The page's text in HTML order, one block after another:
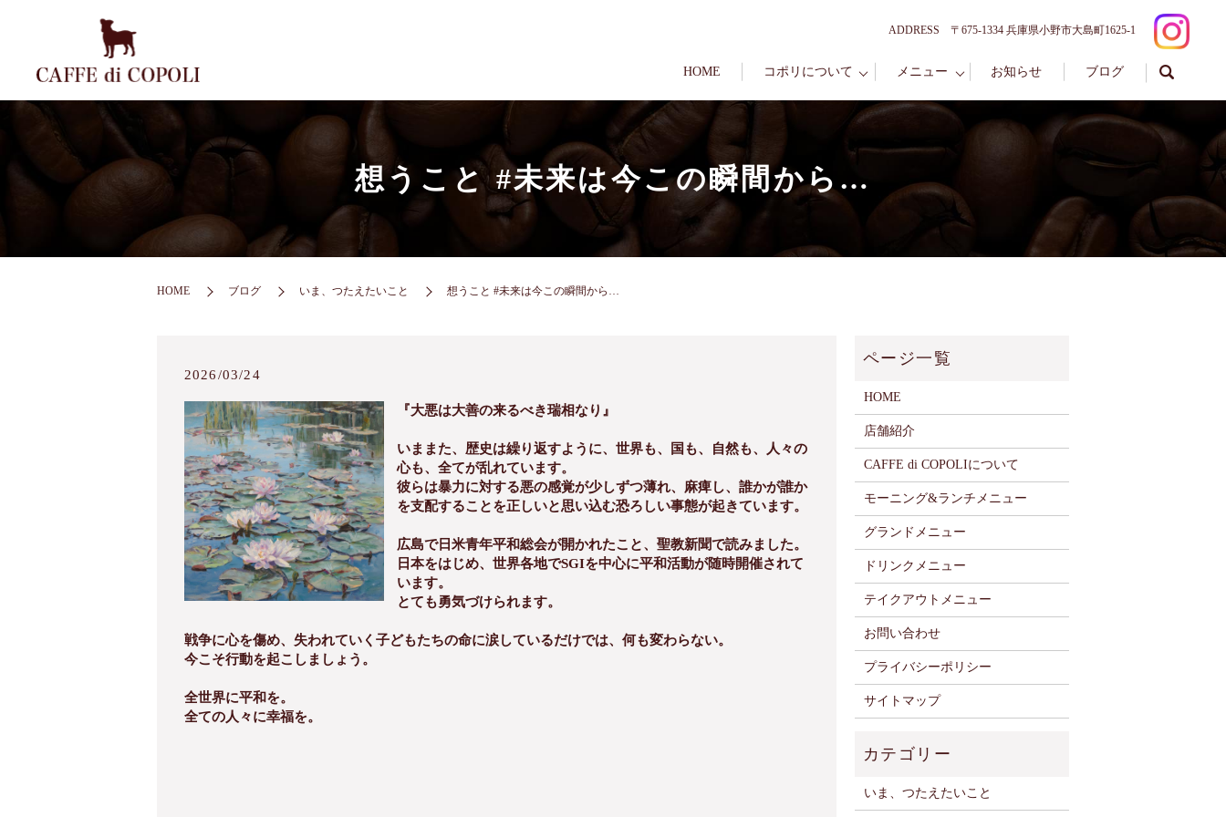
ADDRESS 〒675-1334 兵庫県小野市大島町1625-1
HOME コポリについて メニュー お知らせ ブログ
想うこと #未来は今この瞬間から…
HOME ブログ いま、つたえたいこと 想うこと #未来は今この瞬間から…
2026/03/24
『大悪は大善の来るべき瑞相なり』
いままた、歴史は繰り返すように、世界も、国も、自然も、人々の
心も、全てが乱れています。
彼らは暴力に対する悪の感覚が少しずつ薄れ、麻痺し、誰かが誰か
を支配することを正しいと思い込む恐ろしい事態が起きています。
広島で日米青年平和総会が開かれたこと、聖教新聞で読みました。
日本をはじめ、世界各地でSGIを中心に平和活動が随時開催されて
います。
とても勇気づけられます。
戦争に心を傷め、失われていく子どもたちの命に涙しているだけでは、何も変わらない。
今こそ行動を起こしましょう。
全世界に平和を。
全ての人々に幸福を。
HOME
店舗紹介
CAFFE di COPOLIについて
モーニング&ランチメニュー
グランドメニュー
ドリンクメニュー
テイクアウトメニュー
お問い合わせ
プライバシーポリシー
サイトマップ
いま、つたえたいこと